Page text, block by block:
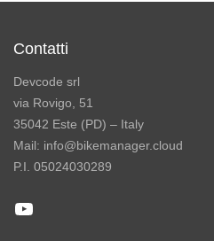
Contatti
Devcode srl
via Rovigo, 51
35042 Este (PD) – Italy
Mail: info@bikemanager.cloud
P.I. 05024030289
YouTube